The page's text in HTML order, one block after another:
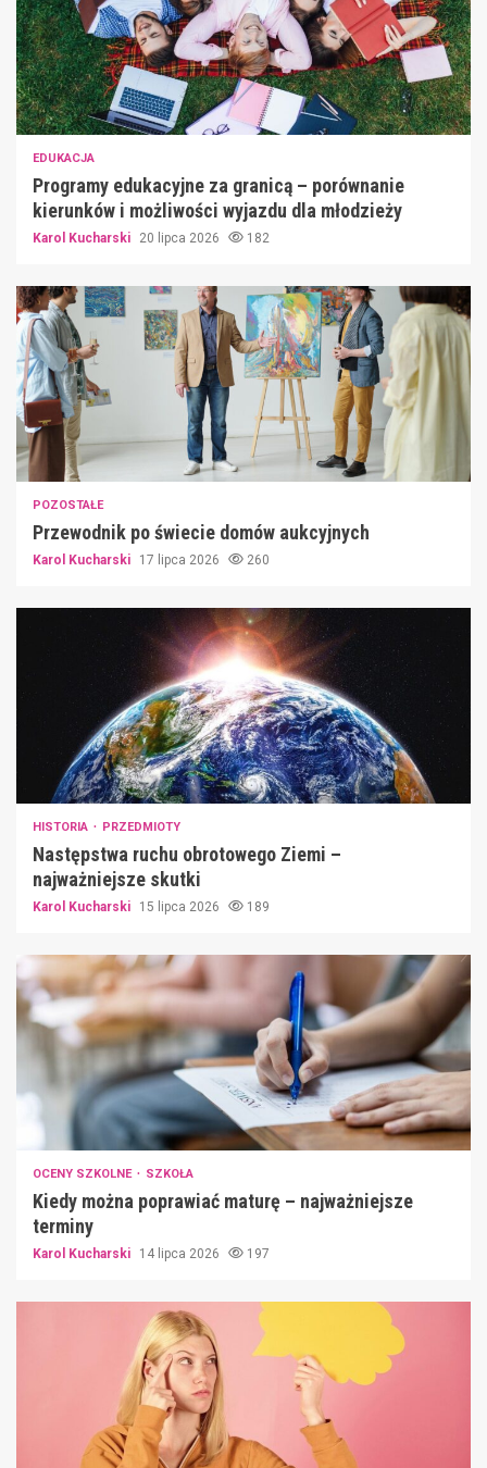
EDUKACJA
Programy edukacyjne za granicą – porównanie
kierunków i możliwości wyjazdu dla młodzieży
Karol Kucharski 20 lipca 2026 182
POZOSTAŁE
Przewodnik po świecie domów aukcyjnych
Karol Kucharski 17 lipca 2026 260
HISTORIA PRZEDMIOTY
Następstwa ruchu obrotowego Ziemi –
najważniejsze skutki
Karol Kucharski 15 lipca 2026 189
OCENY SZKOLNE SZKOŁA
Kiedy można poprawiać maturę – najważniejsze
terminy
Karol Kucharski 14 lipca 2026 197